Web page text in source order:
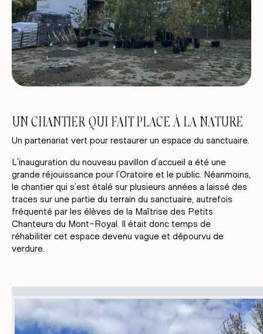
UN CHANTIER QUI FAIT PLACE À LA NATURE
Un partenariat vert pour restaurer un espace du sanctuaire.
L’inauguration du nouveau pavillon d’accueil a été une
grande réjouissance pour l’Oratoire et le public. Néanmoins,
le chantier qui s’est étalé sur plusieurs années a laissé des
traces sur une partie du terrain du sanctuaire, autrefois
fréquenté par les élèves de la Maîtrise des Petits
Chanteurs du Mont-Royal. Il était donc temps de
réhabiliter cet espace devenu vague et dépourvu de
verdure.